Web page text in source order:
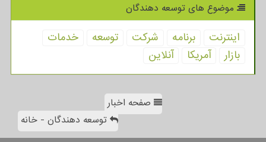
موضوع های توسعه دهندگان
اینترنت برنامه شركت توسعه
خدمات
بازار
آمریكا آنلاین
صفحه اخبار
توسعه دهندگان - خانه